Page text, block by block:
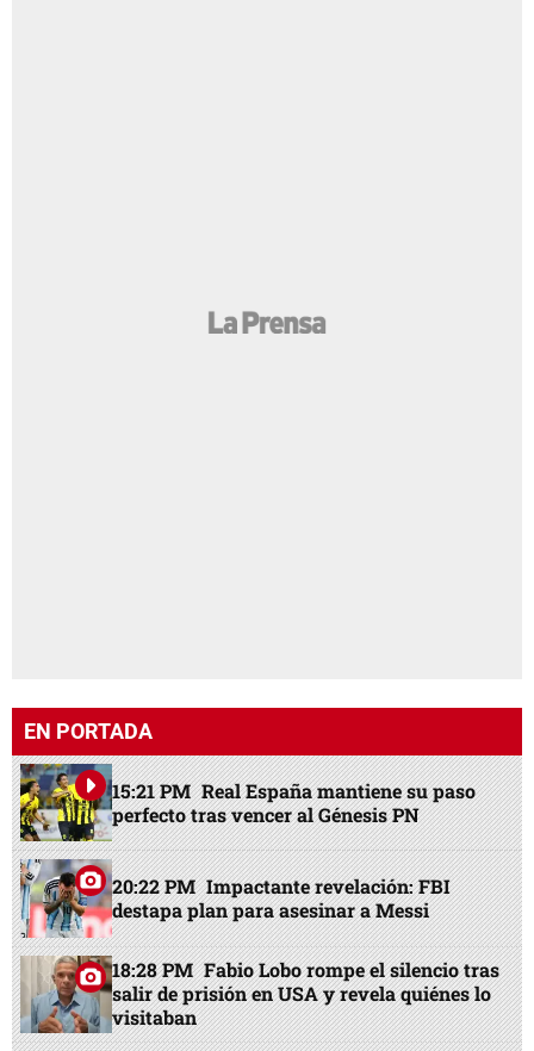
EN PORTADA
15:21 PM Real España mantiene su paso
perfecto tras vencer al Génesis PN
20:22 PM Impactante revelación: FBI
destapa plan para asesinar a Messi
18:28 PM Fabio Lobo rompe el silencio tras
salir de prisión en USA y revela quiénes lo
visitaban